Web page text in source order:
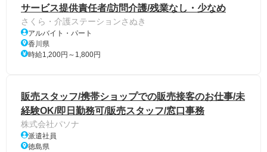
サービス提供責任者/訪問介護/残業なし・少なめ
さくら・介護ステーションさぬき
アルバイト・パート
香川県
時給1,200円～1,800円
販売スタッフ/携帯ショップでの販売接客のお仕事/未
経験OK/即日勤務可/販売スタッフ/窓口事務
株式会社パソナ
派遣社員
徳島県